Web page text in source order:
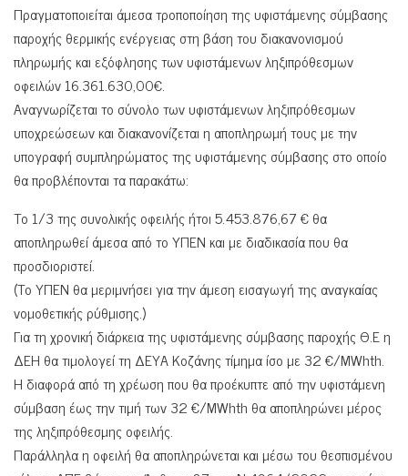
Πραγματοποιείται άμεσα τροποποίηση της υφιστάμενης σύμβασης
παροχής θερμικής ενέργειας στη βάση του διακανονισμού
πληρωμής και εξόφλησης των υφιστάμενων ληξιπρόθεσμων
οφειλών 16.361.630,00€.
Αναγνωρίζεται το σύνολο των υφιστάμενων ληξιπρόθεσμων
υποχρεώσεων και διακανονίζεται η αποπληρωμή τους με την
υπογραφή συμπληρώματος της υφιστάμενης σύμβασης στο οποίο
θα προβλέπονται τα παρακάτω:
Το 1/3 της συνολικής οφειλής ήτοι 5.453.876,67 € θα
αποπληρωθεί άμεσα από το ΥΠΕΝ και με διαδικασία που θα
προσδιοριστεί.
(Το ΥΠΕΝ θα μεριμνήσει για την άμεση εισαγωγή της αναγκαίας
νομοθετικής ρύθμισης.)
Για τη χρονική διάρκεια της υφιστάμενης σύμβασης παροχής Θ.Ε η
ΔΕΗ θα τιμολογεί τη ΔΕΥΑ Κοζάνης τίμημα ίσο με 32 €/MWhth.
Η διαφορά από τη χρέωση που θα προέκυπτε από την υφιστάμενη
σύμβαση έως την τιμή των 32 €/MWhth θα αποπληρώνει μέρος
της ληξιπρόθεσμης οφειλής.
Παράλληλα η οφειλή θα αποπληρώνεται και μέσω του θεσπισμένου